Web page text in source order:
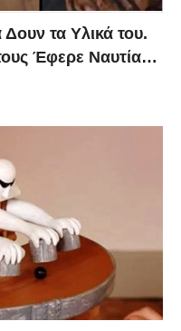
τα Υλικά του.
Έφερε Ναυτία…